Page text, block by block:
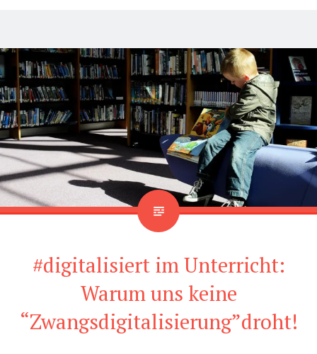
#digitalisiert im Unterricht:
Warum uns keine
“Zwangsdigitalisierung”droht!